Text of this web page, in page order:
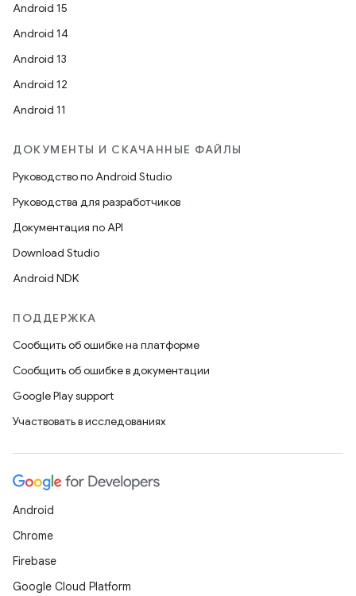
Android 15
Android 14
Android 13
Android 12
Android 11
ДОКУМЕНТЫ И СКАЧАННЫЕ ФАЙЛЫ
Руководство по Android Studio
Руководства для разработчиков
Документация по API
Download Studio
Android NDK
ПОДДЕРЖКА
Сообщить об ошибке на платформе
Сообщить об ошибке в документации
Google Play support
Участвовать в исследованиях
Android
Chrome
Firebase
Google Cloud Platform